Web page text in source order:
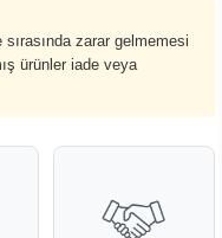
zarar gelmemesi
ürünler iade veya